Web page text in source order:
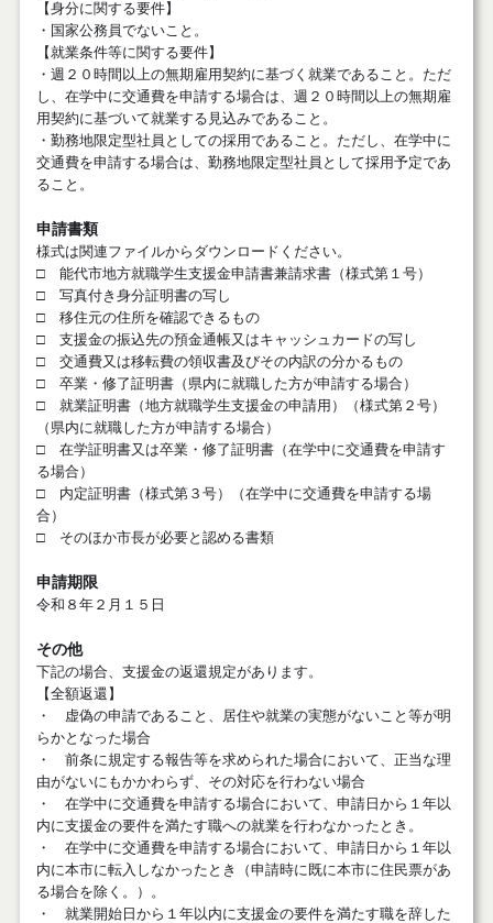
【身分に関する要件】
・国家公務員でないこと。
【就業条件等に関する要件】
・週２０時間以上の無期雇用契約に基づく就業であること。ただ
し、在学中に交通費を申請する場合は、週２０時間以上の無期雇
用契約に基づいて就業する見込みであること。
・勤務地限定型社員としての採用であること。ただし、在学中に
交通費を申請する場合は、勤務地限定型社員として採用予定であ
ること。
申請書類
様式は関連ファイルからダウンロードください。
□ 能代市地方就職学生支援金申請書兼請求書（様式第１号）
□ 写真付き身分証明書の写し
□ 移住元の住所を確認できるもの
□ 支援金の振込先の預金通帳又はキャッシュカードの写し
□ 交通費又は移転費の領収書及びその内訳の分かるもの
□ 卒業・修了証明書（県内に就職した方が申請する場合）
□ 就業証明書（地方就職学生支援金の申請用）（様式第２号）
（県内に就職した方が申請する場合）
□ 在学証明書又は卒業・修了証明書（在学中に交通費を申請す
る場合）
□ 内定証明書（様式第３号）（在学中に交通費を申請する場
合）
□ そのほか市長が必要と認める書類
申請期限
令和８年２月１５日
その他
下記の場合、支援金の返還規定があります。
【全額返還】
・ 虚偽の申請であること、居住や就業の実態がないこと等が明
らかとなった場合
・ 前条に規定する報告等を求められた場合において、正当な理
由がないにもかかわらず、その対応を行わない場合
・ 在学中に交通費を申請する場合において、申請日から１年以
内に支援金の要件を満たす職への就業を行わなかったとき。
・ 在学中に交通費を申請する場合において、申請日から１年以
内に本市に転入しなかったとき（申請時に既に本市に住民票があ
る場合を除く。）。
・ 就業開始日から１年以内に支援金の要件を満たす職を辞した